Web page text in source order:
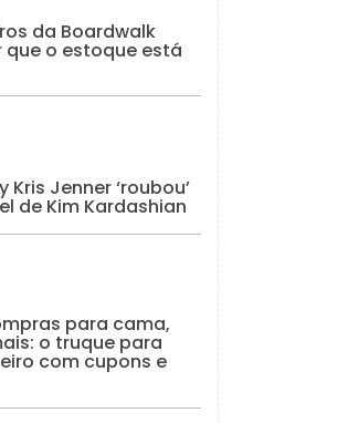
da Boardwalk
que o estoque está
Kris Jenner ‘roubou’
de Kim Kardashian
para cama,
o truque para
com cupons e